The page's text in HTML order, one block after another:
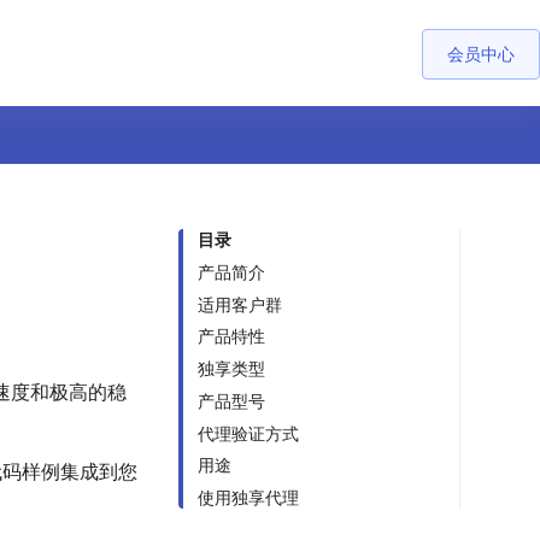
会员中心
目录
产品简介
适用客户群
产品特性
独享类型
产品型号
代理验证方式
用途
使用独享代理
度和极高的稳
样例集成到您